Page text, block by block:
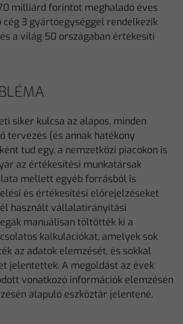
milliárd forintot meghaladó éves
3 gyártóegységgel rendelkezik
a világ 50 országában értékesíti
siker kulcsa az alapos, minden
tervezés (és annak hatékony
tud egy, a nemzetközi piacokon is
az értékesítési munkatársak
mellett egyéb forrásból is
és értékesítési előrejelzéseket
használt vállalatirányítási
manuálisan töltötték ki a
kalkulációkat, amelyek sok
az adatok elemzését, és sokkal
jelentettek. A megoldást az évek
vonatkozó információk elemzésén
alapuló eszköztár jelentené.